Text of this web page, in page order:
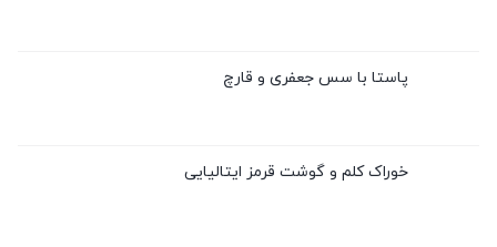
پاستا با سس جعفری و قارچ
خوراک کلم و گوشت قرمز ایتالیایی